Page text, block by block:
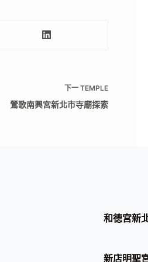
下一 TEMPLE
鶯歌南興宮新北市寺廟探索
和德宮新
新店明聖